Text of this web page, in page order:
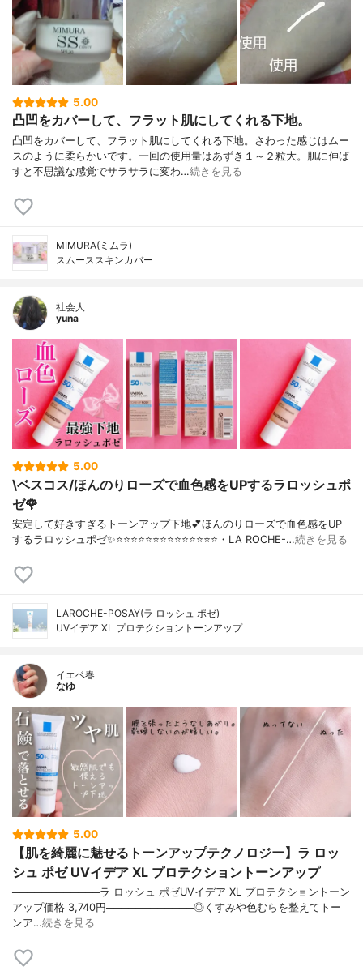
5.00
凸凹をカバーして、フラット肌にしてくれる下地。
凸凹をカバーして、フラット肌にしてくれる下地。さわった感じはムー
スのように柔らかいです。一回の使用量はあずき１～２粒大。肌に伸ば
すと不思議な感覚でサラサラに変わ…続きを見る
MIMURA(ミムラ)
スムーススキンカバー
社会人
yuna
5.00
\ベスコス/ほんのりローズで血色感をUPするラロッシュポ
ゼ🌹
安定して好きすぎるトーンアップ下地💕ほんのりローズで血色感をUP
するラロッシュポゼ✨⭐️⭐️⭐️⭐️⭐️⭐️⭐️⭐️⭐️⭐️⭐️⭐️⭐️⭐️・LA ROCHE-…続きを見る
LAROCHE-POSAY(ラ ロッシュ ポゼ)
UVイデア XL プロテクショントーンアップ
イエベ春
なゆ
5.00
【肌を綺麗に魅せるトーンアップテクノロジー】ラ ロッ
シュ ポゼ UVイデア XL プロテクショントーンアップ
────────────ラ ロッシュ ポゼUVイデア XL プロテクショントーン
アップ価格 3,740円────────────◎くすみや色むらを整えてトー
ンア…続きを見る